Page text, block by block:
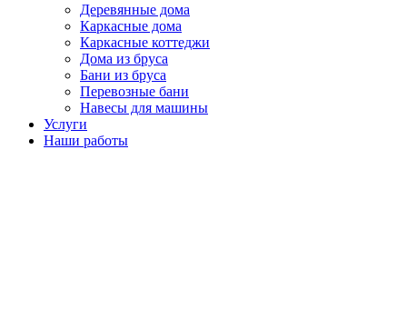
Деревянные дома
Каркасные дома
Каркасные коттеджи
Дома из бруса
Бани из бруса
Перевозные бани
Навесы для машины
Услуги
Наши работы